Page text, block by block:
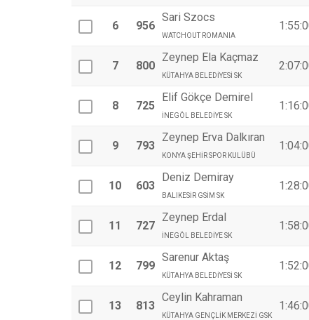
6 956
Sari Szocs
WATCHOUT ROMANIA
7 800
Zeynep Ela Kaçmaz
KÜTAHYA BELEDİYESİ SK
8 725
Elif Gökçe Demirel
İNEGÖL BELEDİYE SK
9 793
Zeynep Erva Dalkıran
KONYA ŞEHİR SPOR KULÜBÜ
10 603
Deniz Demiray
BALIKESİR GSİM SK
11 727
Zeynep Erdal
İNEGÖL BELEDİYE SK
12 799
Sarenur Aktaş
KÜTAHYA BELEDİYESİ SK
13 813
Ceylin Kahraman
KÜTAHYA GENÇLİK MERKEZİ GSK